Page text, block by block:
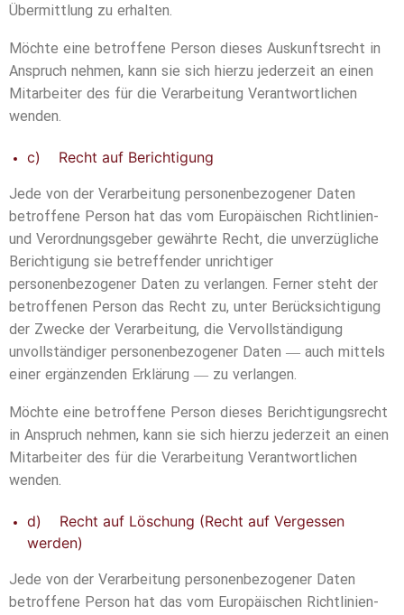
Übermittlung zu erhalten.
Möchte eine betroffene Person dieses Auskunftsrecht in
Anspruch nehmen, kann sie sich hierzu jederzeit an einen
Mitarbeiter des für die Verarbeitung Verantwortlichen
wenden.
c) Recht auf Berichtigung
Jede von der Verarbeitung personenbezogener Daten
betroffene Person hat das vom Europäischen Richtlinien-
und Verordnungsgeber gewährte Recht, die unverzügliche
Berichtigung sie betreffender unrichtiger
personenbezogener Daten zu verlangen. Ferner steht der
betroffenen Person das Recht zu, unter Berücksichtigung
der Zwecke der Verarbeitung, die Vervollständigung
unvollständiger personenbezogener Daten — auch mittels
einer ergänzenden Erklärung — zu verlangen.
Möchte eine betroffene Person dieses Berichtigungsrecht
in Anspruch nehmen, kann sie sich hierzu jederzeit an einen
Mitarbeiter des für die Verarbeitung Verantwortlichen
wenden.
d) Recht auf Löschung (Recht auf Vergessen
werden)
Jede von der Verarbeitung personenbezogener Daten
betroffene Person hat das vom Europäischen Richtlinien-